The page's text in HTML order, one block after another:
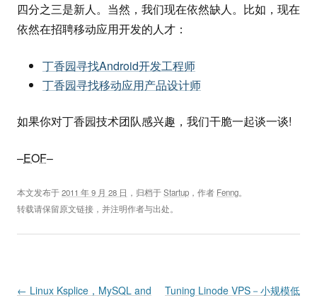
四分之三是新人。当然，我们现在依然缺人。比如，现在
依然在招聘移动应用开发的人才：
丁香园寻找Android开发工程师
丁香园寻找移动应用产品设计师
如果你对丁香园技术团队感兴趣，我们干脆一起谈一谈!
–EOF–
本文发布于2011 年 9 月 28 日 ，归档于Startup ，作者 Fenng。
转载请保留原文链接，并注明作者与出处。
Post navigation
← Linux Ksplice，MySQL and
Tuning Linode VPS－小规模低